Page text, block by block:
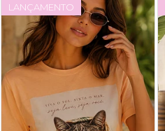
LANÇAMENTO